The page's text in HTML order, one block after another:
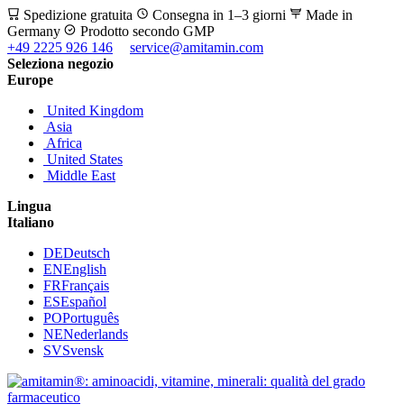
Spedizione gratuita Consegna in 1–3 giorni
Made in
Germany
Prodotto secondo GMP
+49 2225 926 146
service@amitamin.com
Seleziona negozio
Europe
United Kingdom
Asia
Africa
United States
Middle East
Lingua
Italiano
DEDeutsch
ENEnglish
FRFrançais
ESEspañol
POPortuguês
NENederlands
SVSvensk